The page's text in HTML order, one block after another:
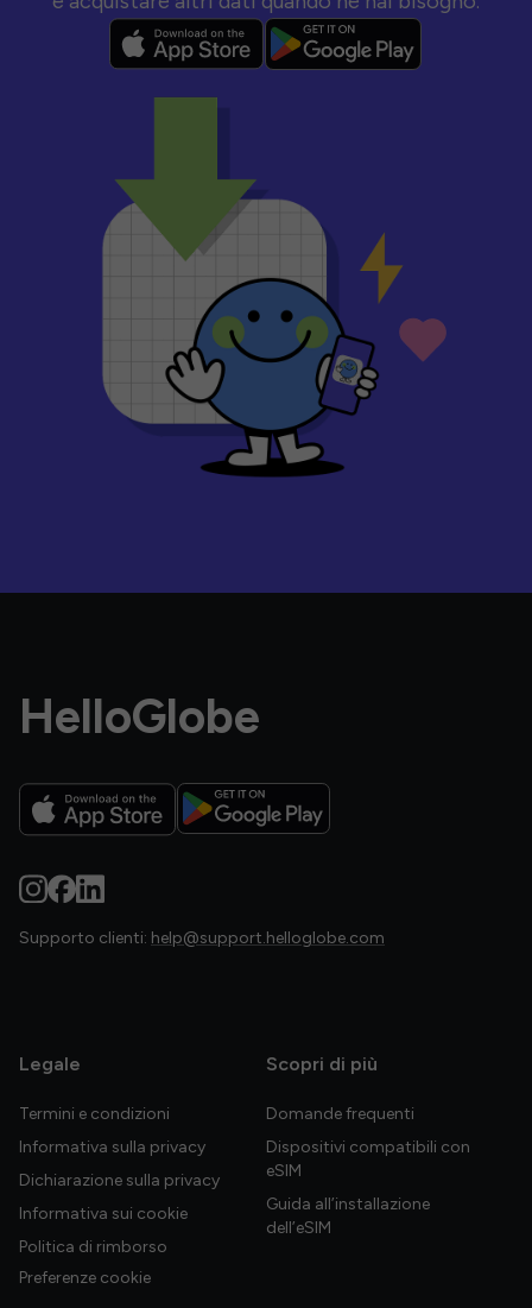
HelloGlobe
Supporto clienti: help@support.helloglobe.com
Legale
Termini e condizioni
Informativa sulla privacy
Dichiarazione sulla privacy
Informativa sui cookie
Politica di rimborso
Preferenze cookie
Scopri di più
Domande frequenti
Dispositivi compatibili con
eSIM
Guida all’installazione
dell’eSIM